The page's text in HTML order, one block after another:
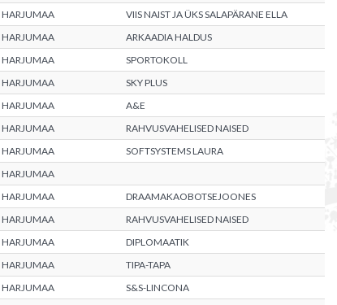
HARJUMAA
VIIS NAIST JA ÜKS SALAPÄRANE ELLA
HARJUMAA
ARKAADIA HALDUS
HARJUMAA
SPORTOKOLL
HARJUMAA
SKY PLUS
HARJUMAA
A&E
HARJUMAA
RAHVUSVAHELISED NAISED
HARJUMAA
SOFTSYSTEMS LAURA
HARJUMAA
HARJUMAA
DRAAMAKAOBOTSEJOONES
HARJUMAA
RAHVUSVAHELISED NAISED
HARJUMAA
DIPLOMAATIK
HARJUMAA
TIPA-TAPA
HARJUMAA
S&S-LINCONA